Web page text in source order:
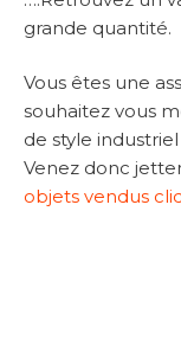
grande quantité.
Vous êtes une
souhaitez vous
de style
Venez donc
objets vendus